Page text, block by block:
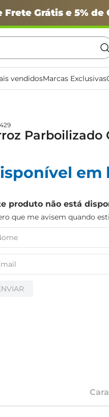
Frete Grátis e 5% de
vendidosMarcas Exclusivas
Parboilizado
em
produto não está
que me avisem quando